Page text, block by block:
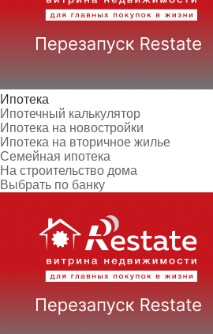
Ипотека
Ипотечный калькулятор
Ипотека на новостройки
Ипотека на вторичное жилье
Семейная ипотека
На строительство дома
Выбрать по банку